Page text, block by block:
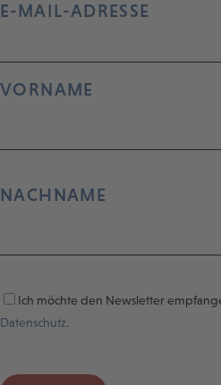
E-MAIL-ADRESSE
VORNAME
NACHNAME
Ich möchte den Newsletter
Datenschutz.